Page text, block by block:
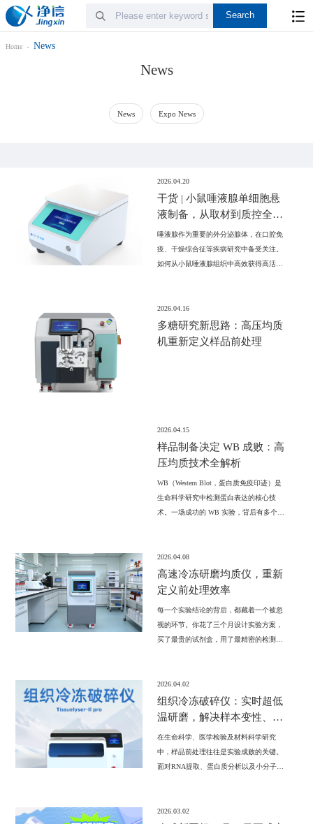
Home News
News
News Expo News
2026.04.20
干货 | 小鼠唾液腺单细胞悬
液制备，从取材到质控全步
骤详解
唾液腺作为重要的外分泌腺体，在口腔免
疫、干燥综合征等疾病研究中备受关注。
如何从小鼠唾液腺组织中高效获得高活
步。本期，净信团队将分享完整的实操流
程，助您轻松拿到优质样本！
2026.04.16
多糖研究新思路：高压均质
机重新定义样品前处理
2026.04.15
样品制备决定 WB 成败：高
压均质技术全解析
WB（Western Blot，蛋白质免疫印迹）是
生命科学研究中检测蛋白表达的核心技
术。一场成功的 WB 实验，背后有多个环
无信号。
2026.04.08
高速冷冻研磨均质仪，重新
定义前处理效率
每一个实验结论的背后，都藏着一个被忽
视的环节。你花了三个月设计实验方案，
买了最贵的试剂盒，用了最精密的检测仪
批次间差异大……不是你的方案有问题，
是你的前处理，配不上你的实验。
2026.04.02
组织冷冻破碎仪：实时超低
温研磨，解决样本变性、降
解问题
在生命科学、医学检验及材料科学研究
中，样品前处理往往是实验成败的关键。
面对RNA提取、蛋白质分析以及小分子物
者面临的痛点
2026.03.02